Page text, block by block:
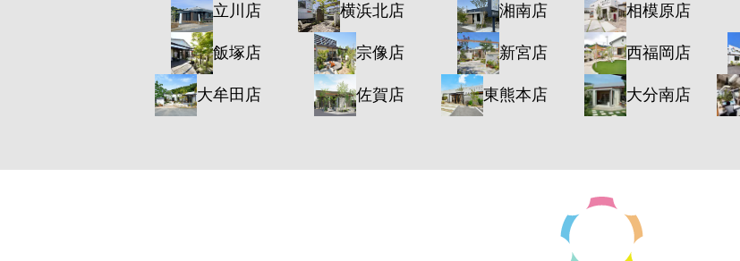
立川店 横浜北店 湘南店 相模原店
飯塚店 宗像店 新宮店 西福岡店
大牟田店 佐賀店 東熊本店 大分南店